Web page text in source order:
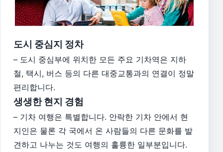
도시 중심지 정차
– 도시 중심부에 위치한 모든 주요 기차역은 지하
철, 택시, 버스 등의 다른 대중교통과의 연결이 정말
편리합니다.
생생한 현지 경험
– 기차 여행은 특별합니다. 안락한 기차 안에서 현
지인은 물론 각 국에서 온 사람들의 다른 문화를 발
견하고 나누는 것도 여행의 훌륭한 일부분입니다.